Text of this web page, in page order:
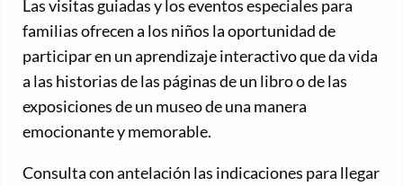
Las visitas guiadas y los eventos especiales para
familias ofrecen a los niños la oportunidad de
participar en un aprendizaje interactivo que da vida
a las historias de las páginas de un libro o de las
exposiciones de un museo de una manera
emocionante y memorable.
Consulta con antelación las indicaciones para llegar